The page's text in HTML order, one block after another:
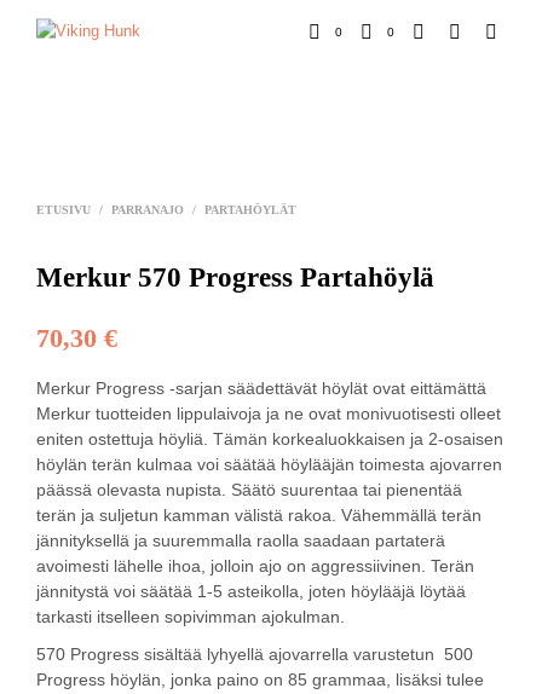
0 0
ETUSIVU / PARRANAJO / PARTAHÖYLÄT
Merkur 570 Progress Partahöylä
70,30 €
Merkur Progress -sarjan säädettävät höylät ovat eittämättä
Merkur tuotteiden lippulaivoja ja ne ovat monivuotisesti olleet
eniten ostettuja höyliä. Tämän korkealuokkaisen ja 2-osaisen
höylän terän kulmaa voi säätää höylääjän toimesta ajovarren
päässä olevasta nupista. Säätö suurentaa tai pienentää
terän ja suljetun kamman välistä rakoa. Vähemmällä terän
jännityksellä ja suuremmalla raolla saadaan partaterä
avoimesti lähelle ihoa, jolloin ajo on aggressiivinen. Terän
jännitystä voi säätää 1-5 asteikolla, joten höylääjä löytää
tarkasti itselleen sopivimman ajokulman.
570 Progress sisältää lyhyellä ajovarrella varustetun 500
Progress höylän, jonka paino on 85 grammaa, lisäksi tulee